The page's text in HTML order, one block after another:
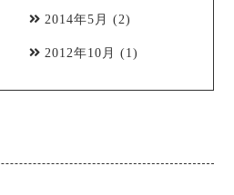
2014年5月 (2)
2012年10月 (1)